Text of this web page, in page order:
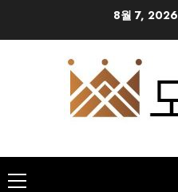
8월 7, 2026
Primary